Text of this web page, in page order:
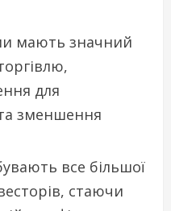
мають значний
для
та зменшення
все більшої
стаючи